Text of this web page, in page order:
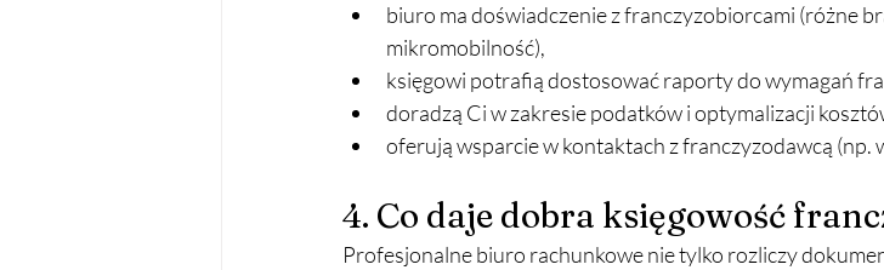
biuro ma doświadczenie z franczyzobiorcami (różne
mikromobilność),
księgowi potrafią dostosować raporty do wymagań
doradzą Ci w zakresie podatków i optymalizacji
oferują wsparcie w kontaktach z franczyzodawcą (np.
4. Co daje dobra księgowość
Profesjonalne biuro rachunkowe nie tylko rozliczy